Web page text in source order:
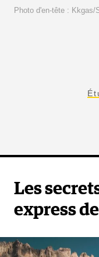
Photo d'en-tête : Kkgas/
Les
express